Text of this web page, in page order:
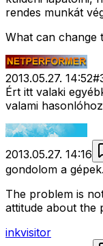
rendes munkát
What can change
2013.05.27. 14:52#
Ért itt valaki
valami
2013.05.27. 14:16
gondolom a gépek.
The problem is
attitude about the
inkvisitor